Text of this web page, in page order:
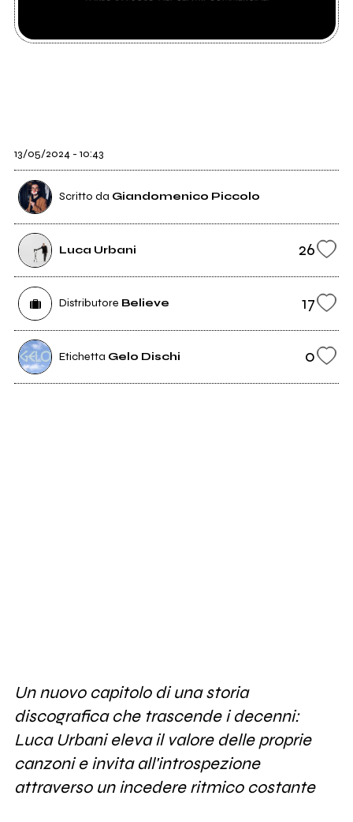
13/05/2024 - 10:43
Scritto da Giandomenico Piccolo
Luca Urbani 26
Distributore Believe 17
Etichetta Gelo Dischi 0
Un nuovo capitolo di una storia
discografica che trascende i decenni:
Luca Urbani eleva il valore delle proprie
canzoni e invita all'introspezione
attraverso un incedere ritmico costante